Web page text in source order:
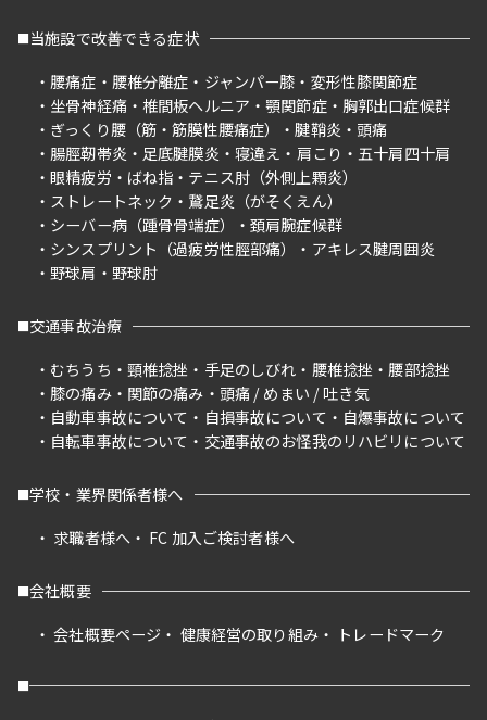
当施設で改善できる症状
腰痛症
腰椎分離症 ジャンパー膝
変形性膝関節症
坐骨神経痛
椎間板ヘルニア 顎関節症
胸郭出口症候群
ぎっくり腰（筋・筋膜性腰痛症）
腱鞘炎
頭痛
腸脛靭帯炎
足底腱膜炎 寝違え 肩こり
五十肩四十肩
眼精疲労
ばね指
テニス肘（外側上顆炎）
ストレートネック
鵞足炎（がそくえん）
シーバー病（踵骨骨端症）
頚肩腕症候群
シンスプリント（過疲労性脛部痛）
アキレス腱周囲炎
野球肩
野球肘
交通事故治療
むちうち
頸椎捻挫 手足のしびれ 腰椎捻挫
腰部捻挫
膝の痛み
関節の痛み
頭痛 / めまい / 吐き気
自動車事故について
自損事故について
自爆事故について
自転車事故について
交通事故のお怪我のリハビリについて
学校・業界関係者様へ
求職者様へ
FC 加入ご検討者様へ
会社概要
会社概要ページ
健康経営の取り組み トレードマーク